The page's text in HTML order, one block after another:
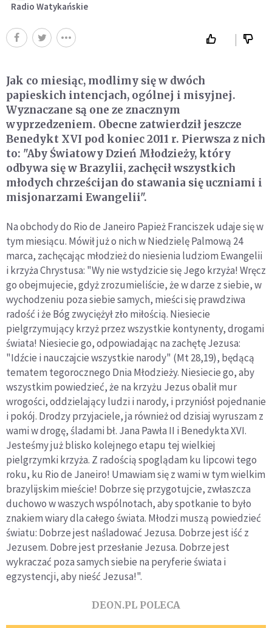
Radio Watykańskie
Jak co miesiąc, modlimy się w dwóch
papieskich intencjach, ogólnej i misyjnej.
Wyznaczane są one ze znacznym
wyprzedzeniem. Obecne zatwierdził jeszcze
Benedykt XVI pod koniec 2011 r. Pierwsza z nich
to: "Aby Światowy Dzień Młodzieży, który
odbywa się w Brazylii, zachęcił wszystkich
młodych chrześcijan do stawania się uczniami i
misjonarzami Ewangelii".
Na obchody do Rio de Janeiro Papież Franciszek udaje się w
tym miesiącu. Mówił już o nich w Niedzielę Palmową 24
marca, zachęcając młodzież do niesienia ludziom Ewangelii
i krzyża Chrystusa: "Wy nie wstydzicie się Jego krzyża! Wręcz
go obejmujecie, gdyż zrozumieliście, że w darze z siebie, w
wychodzeniu poza siebie samych, mieści się prawdziwa
radość i że Bóg zwyciężył zło miłością. Niesiecie
pielgrzymujący krzyż przez wszystkie kontynenty, drogami
świata! Niesiecie go, odpowiadając na zachętę Jezusa:
"Idźcie i nauczajcie wszystkie narody" (Mt 28,19), będącą
tematem tegorocznego Dnia Młodzieży. Niesiecie go, aby
wszystkim powiedzieć, że na krzyżu Jezus obalił mur
wrogości, oddzielający ludzi i narody, i przyniósł pojednanie
i pokój. Drodzy przyjaciele, ja również od dzisiaj wyruszam z
wami w drogę, śladami bł. Jana Pawła II i Benedykta XVI.
Jesteśmy już blisko kolejnego etapu tej wielkiej
pielgrzymki krzyża. Z radością spoglądam ku lipcowi tego
roku, ku Rio de Janeiro! Umawiam się z wami w tym wielkim
brazylijskim mieście! Dobrze się przygotujcie, zwłaszcza
duchowo w waszych wspólnotach, aby spotkanie to było
znakiem wiary dla całego świata. Młodzi muszą powiedzieć
światu: Dobrze jest naśladować Jezusa. Dobrze jest iść z
Jezusem. Dobre jest przesłanie Jezusa. Dobrze jest
wykraczać poza samych siebie na peryferie świata i
egzystencji, aby nieść Jezusa!".
DEON.PL POLECA